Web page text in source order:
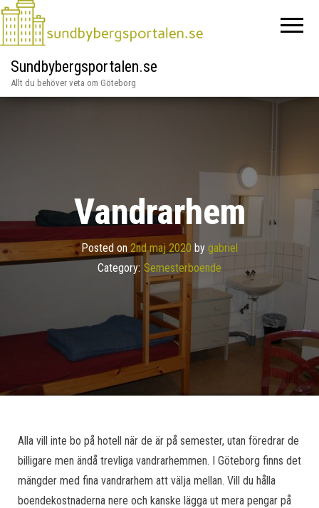
Sundbybergsportalen.se
Allt du behöver veta om Göteborg
Vandrarhem
Posted on 2nd maj 2020 by gabriel
Category: Semesterboende
Alla vill inte bo på hotell när de är på semester, utan föredrar de
billigare men ändå trevliga vandrarhemmen. I Göteborg finns det
mängder med fina vandrarhem att välja mellan. Vill du hålla
boendekostnaderna nere och kanske lägga ut mera pengar på